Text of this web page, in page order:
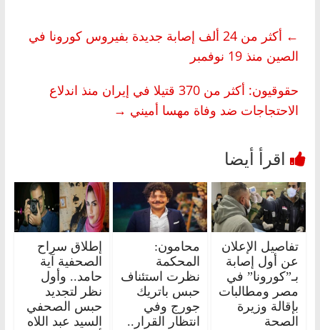
←
أكثر من 24 ألف إصابة جديدة بفيروس كورونا في
الصين منذ 19 نوفمبر
حقوقيون: أكثر من 370 قتيلا في إيران منذ اندلاع
الاحتجاجات ضد وفاة مهسا أميني →
تفاصيل الإعلان
عن أول إصابة
بـ”كورونا” في
مصر ومطالبات
بإقالة وزيرة
الصحة
محامون:
المحكمة
نظرت استئناف
حبس باتريك
جورج وفي
انتظار القرار..
إطلاق سراح
الصحفية آية
حامد.. وأول
نظر لتجديد
حبس الصحفي
السيد عبد اللاه